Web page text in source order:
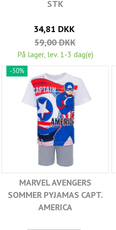
STK
34,81 DKK
59,00 DKK
På lager, lev. 1-3 dag(e)
-50%
MARVEL AVENGERS
SOMMER PYJAMAS CAPT.
AMERICA